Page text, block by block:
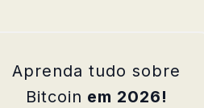
Aprenda tudo sobre
Bitcoin em 2026!